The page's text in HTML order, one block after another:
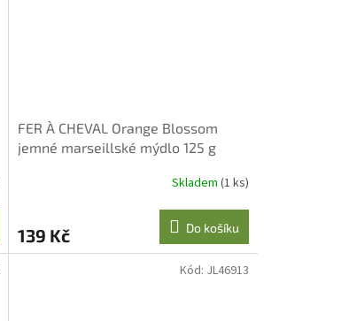
FER À CHEVAL Orange Blossom
jemné marseillské mýdlo 125 g
Skladem (1 ks)
139 Kč Do košíku
Kód: JL46913